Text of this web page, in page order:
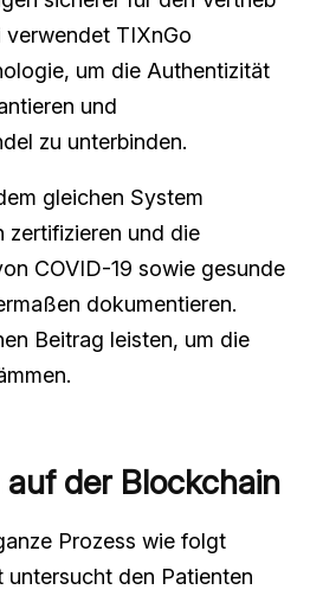
verwendet TIXnGo
um die Authentizität
und
zu unterbinden.
gleichen System
zertifizieren und die
COVID-19 sowie gesunde
dokumentieren.
Beitrag leisten, um die
auf der Blockchain
Prozess wie folgt
untersucht den Patienten